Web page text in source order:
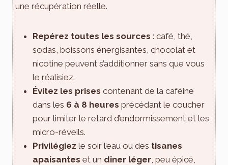
une récupération réelle.
Repérez toutes les sources : café, thé,
sodas, boissons énergisantes, chocolat et
nicotine peuvent s’additionner sans que vous
le réalisiez.
Évitez les prises contenant de la caféine
dans les 6 à 8 heures précédant le coucher
pour limiter le retard d’endormissement et les
micro-réveils.
Privilégiez le soir l’eau ou des tisanes
apaisantes et un dîner léger , peu épicé,